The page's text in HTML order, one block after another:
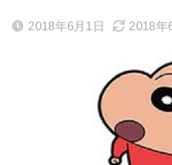
2018年6月1日 2018年